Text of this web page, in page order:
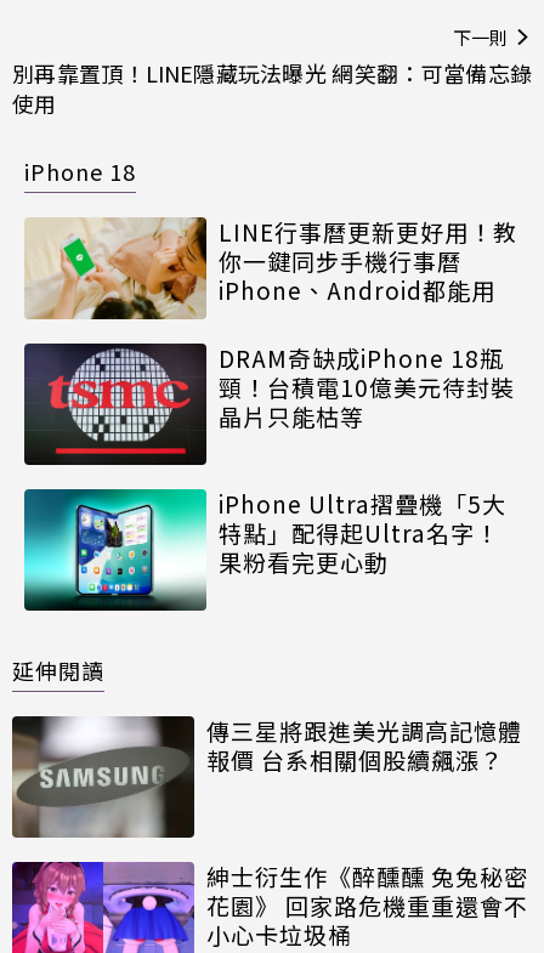
下一則
別再靠置頂！LINE隱藏玩法曝光 網笑翻：可當備忘錄
使用
iPhone 18
LINE行事曆更新更好用！教
你一鍵同步手機行事曆
iPhone、Android都能用
DRAM奇缺成iPhone 18瓶
頸！台積電10億美元待封裝
晶片只能枯等
iPhone Ultra摺疊機「5大
特點」配得起Ultra名字！
果粉看完更心動
延伸閱讀
傳三星將跟進美光調高記憶體
報價 台系相關個股續飆漲？
紳士衍生作《醉醺醺 兔兔秘密
花園》 回家路危機重重還會不
小心卡垃圾桶